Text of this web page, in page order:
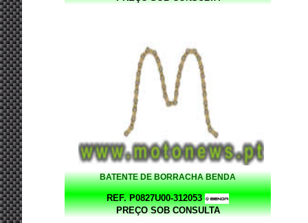
BATENTE DE BORRACHA BENDA
REF. P0827U00-312053
PREÇO SOB CONSULTA